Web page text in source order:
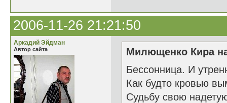
2006-11-26 21:21:50
Аркадий Эйдман
Автор сайта
Милющенко Кира
Бессонница. И
Как будто кровью
Судьбу свою